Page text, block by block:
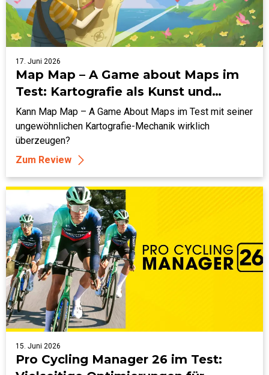
17. Juni 2026
Map Map – A Game about Maps im
Test: Kartografie als Kunst und
Krampf
Kann Map Map – A Game About Maps im Test mit seiner
ungewöhnlichen Kartografie-Mechanik wirklich
überzeugen?
Zum Review
15. Juni 2026
Pro Cycling Manager 26 im Test: